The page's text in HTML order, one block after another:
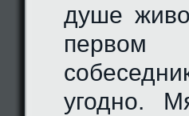
душе
первом
угодно.